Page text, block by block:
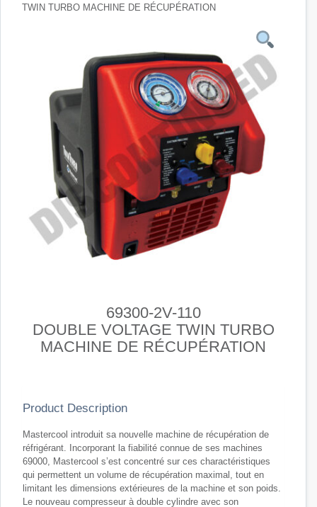
TWIN TURBO MACHINE DE RÉCUPÉRATION
69300-2V-110
DOUBLE VOLTAGE TWIN TURBO
MACHINE DE RÉCUPÉRATION
Product Description
Mastercool introduit sa nouvelle machine de récupération de
réfrigérant. Incorporant la fiabilité connue de ses machines
69000, Mastercool s’est concentré sur ces charactéristiques
qui permettent un volume de récupération maximal, tout en
limitant les dimensions extérieures de la machine et son poids.
Le nouveau compresseur à double cylindre avec son